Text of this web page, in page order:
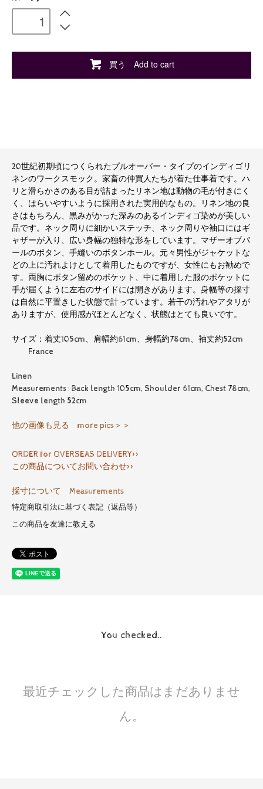
買う Add to cart
20世紀初期頃につくられたプルオーバー・タイプのインディゴリ
ネンのワークスモック。家畜の仲買人たちが着た仕事着です。ハ
リと滑らかさのある目が詰まったリネン地は動物の毛が付きにく
く、はらいやすいように採用された実用的なもの。リネン地の良
さはもちろん、黒みがかった深みのあるインディゴ染めが美しい
品です。ネック周りに細かいステッチ、ネック周りや袖口にはギ
ャザーが入り、広い身幅の独特な形をしています。マザーオブパ
ールのボタン、手縫いのボタンホール。元々男性がジャケットな
どの上に汚れよけとして着用したものですが、女性にもお勧めで
す。両胸にボタン留めのポケット、中に着用した服のポケットに
手が届くように左右のサイドには開きがあります。身幅等の採寸
は自然に平置きした状態で計っています。若干の汚れやアタリが
ありますが、使用感がほとんどなく、状態はとても良いです。
サイズ：着丈105cm、肩幅約61cm、身幅約78cm、袖丈約52cm
France
Linen
Measurements : Back length 105cm, Shoulder 61cm, Chest 78cm,
Sleeve length 52cm
他の画像も見る more pics＞＞
ORDER for OVERSEAS DELIVERY>>
この商品についてお問い合わせ>>
採寸について Measurements
特定商取引法に基づく表記（返品等）
この商品を友達に教える
You checked..
最近チェックした商品はまだありませ
ん。